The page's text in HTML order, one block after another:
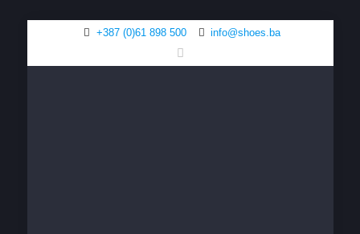
+387 (0)61 898 500 info@shoes.ba